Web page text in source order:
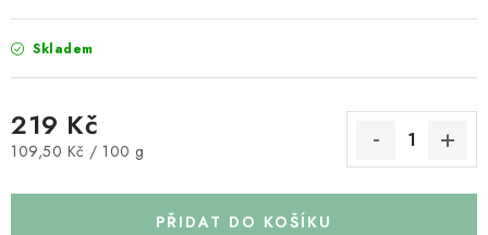
OBCHODNÍ PODMÍNKY
KONTAKTY
Moje objednávka
Hodnocení obchodu
Skladem
219 Kč
Měrná cena:
109,50 Kč / 100 g
PŘIDAT DO KOŠÍKU